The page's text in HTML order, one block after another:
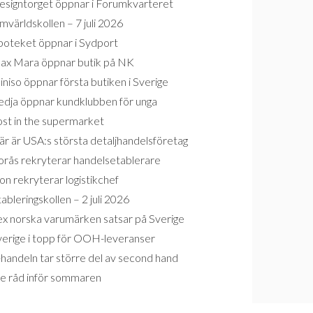
öppnar i Forumkvarteret
– 7 juli 2026
öppnar i Sydport
Mara öppnar butik på NK
öppnar första butiken i Sverige
öppnar kundklubben för unga
in the supermarket
är USA:s största detaljhandelsföretag
rekryterar handelsetablerare
rekryterar logistikchef
– 2 juli 2026
norska varumärken satsar på Sverige
i topp för OOH-leveranser
tar större del av second hand
råd inför sommaren